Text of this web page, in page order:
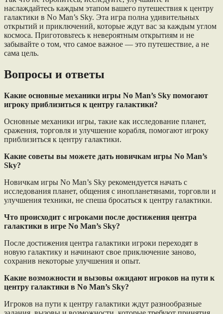
наслаждайтесь каждым этапом вашего путешествия к центру
галактики в No Man’s Sky. Эта игра полна удивительных
открытий и приключений, которые ждут вас за каждым углом
космоса. Приготовьтесь к невероятным открытиям и не
забывайте о том, что самое важное — это путешествие, а не
сама цель.
Вопросы и ответы
Какие основные механики игры No Man’s Sky помогают
игроку приблизиться к центру галактики?
Основные механики игры, такие как исследование планет,
сражения, торговля и улучшение корабля, помогают игроку
приблизиться к центру галактики.
Какие советы вы можете дать новичкам игры No Man’s
Sky?
Новичкам игры No Man’s Sky рекомендуется начать с
исследования планет, общения с инопланетянами, торговли и
улучшения техники, не спеша бросаться к центру галактики.
Что происходит с игроками после достижения центра
галактики в игре No Man’s Sky?
После достижения центра галактики игроки переходят в
новую галактику и начинают свое приключение заново,
сохранив некоторые улучшения и опыт.
Какие возможности и вызовы ожидают игроков на пути к
центру галактики в No Man’s Sky?
Игроков на пути к центру галактики ждут разнообразные